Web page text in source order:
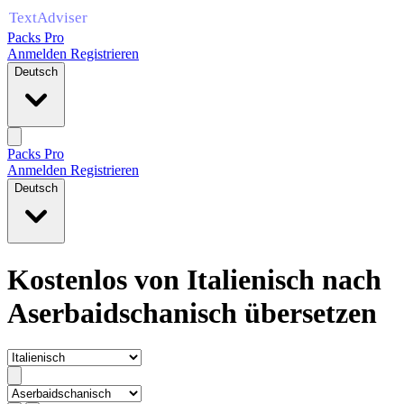
Packs Pro
Anmelden Registrieren
Deutsch
Packs Pro
Anmelden Registrieren
Deutsch
Kostenlos von Italienisch nach
Aserbaidschanisch übersetzen